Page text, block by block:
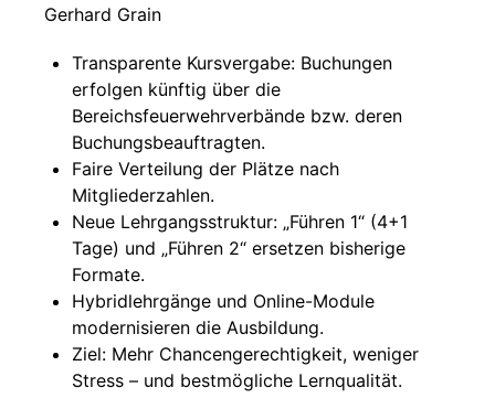
Gerhard Grain
Transparente Kursvergabe: Buchungen
erfolgen künftig über die
Bereichsfeuerwehrverbände bzw. deren
Buchungsbeauftragten.
Faire Verteilung der Plätze nach
Mitgliederzahlen.
Neue Lehrgangsstruktur: „Führen 1“ (4+1
Tage) und „Führen 2“ ersetzen bisherige
Formate.
Hybridlehrgänge und Online-Module
modernisieren die Ausbildung.
Ziel: Mehr Chancengerechtigkeit, weniger
Stress – und bestmögliche Lernqualität.